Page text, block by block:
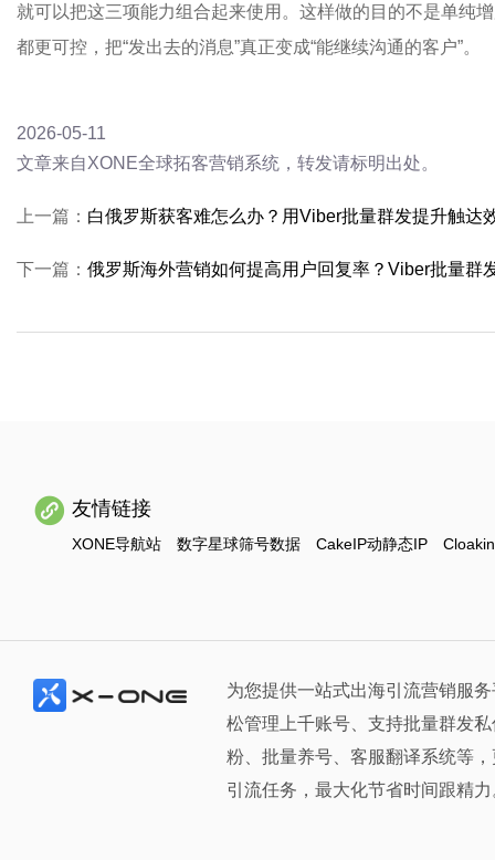
就可以把这三项能力组合起来使用。这样做的目的不是单纯
都更可控，把“发出去的消息”真正变成“能继续沟通的客户”。
2026-05-11
文章来自XONE全球拓客营销系统，转发请标明出处。
上一篇： 白俄罗斯获客难怎么办？用Viber批量群发提升触达
下一篇： 俄罗斯海外营销如何提高用户回复率？Viber批量群
友情链接
XONE导航站 数字星球筛号数据 CakeIP动静态IP
为您提供一站式出海引流营销服
松管理上千账号、支持批量群发
粉、批量养号、客服翻译系统等
引流任务，最大化节省时间跟精力